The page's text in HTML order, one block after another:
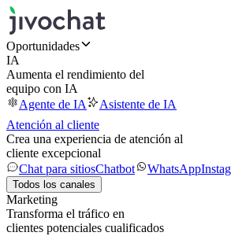
Oportunidades
IA
Aumenta el rendimiento del
equipo con IA
Agente de IA
Asistente de IA
Atención al cliente
Crea una experiencia de atención al
cliente excepcional
Chat para sitiosChatbot WhatsApp
Todos los canales
Marketing
Transforma el tráfico en
clientes potenciales cualificados